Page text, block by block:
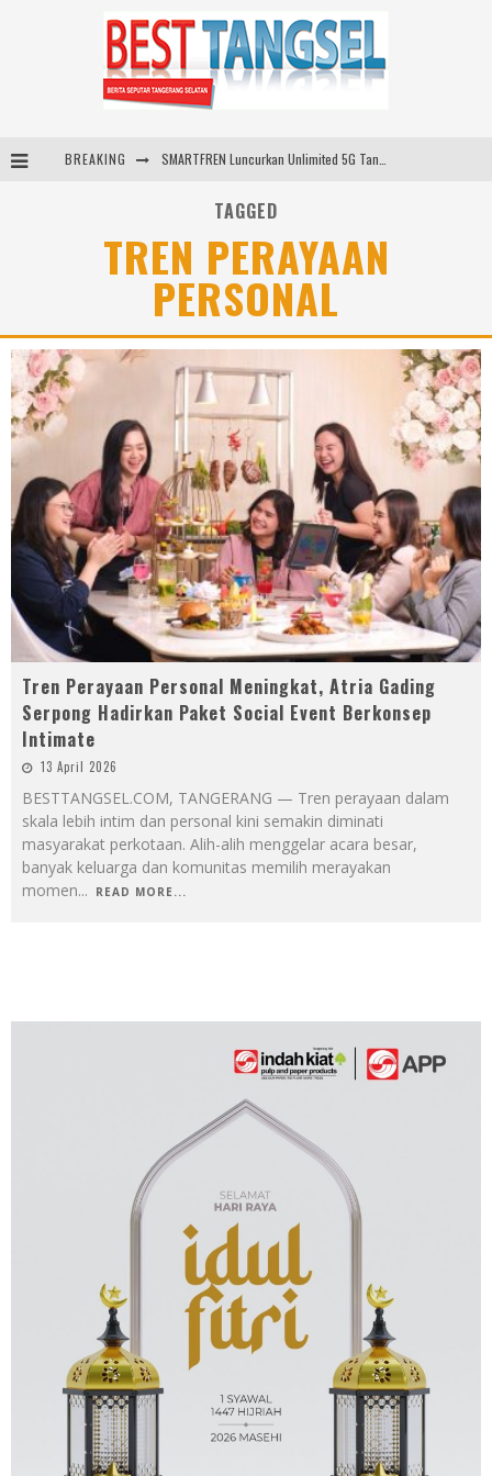
BREAKING
Digelar di JIExpo Kemayoran, IndoBeauty Expo 2026 Hadirkan 65 Tenant Kecantikan di 8 Negara
TAGGED
TREN PERAYAAN
PERSONAL
Tren Perayaan Personal Meningkat, Atria Gading
Serpong Hadirkan Paket Social Event Berkonsep
Intimate
13 April 2026
BESTTANGSEL.COM, TANGERANG — Tren perayaan dalam
skala lebih intim dan personal kini semakin diminati
masyarakat perkotaan. Alih-alih menggelar acara besar,
banyak keluarga dan komunitas memilih merayakan
momen... READ MORE...